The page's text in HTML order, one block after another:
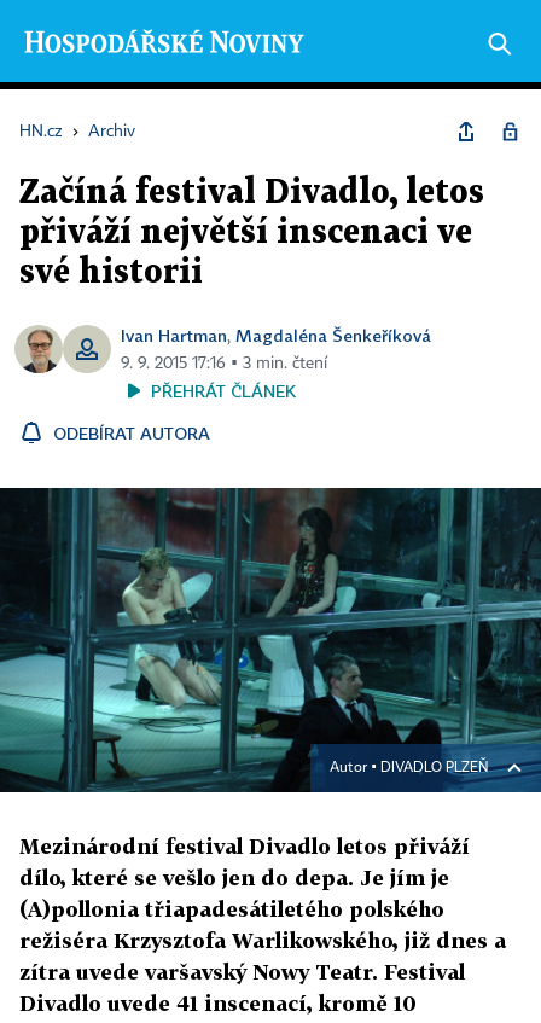
HN.cz › Archiv
Začíná festival Divadlo, letos
přiváží největší inscenaci ve
své historii
Ivan Hartman, Magdaléna Šenkeříková
9. 9. 2015 17:16 ▪ 3 min. čtení
PŘEHRÁT ČLÁNEK
ODEBÍRAT AUTORA
Autor ▪ DIVADLO PLZEŇ
Mezinárodní festival Divadlo letos přiváží
dílo, které se vešlo jen do depa. Je jím je
(A)pollonia třiapadesátiletého polského
režiséra Krzysztofa Warlikowského, již dnes a
zítra uvede varšavský Nowy Teatr. Festival
Divadlo uvede 41 inscenací, kromě 10